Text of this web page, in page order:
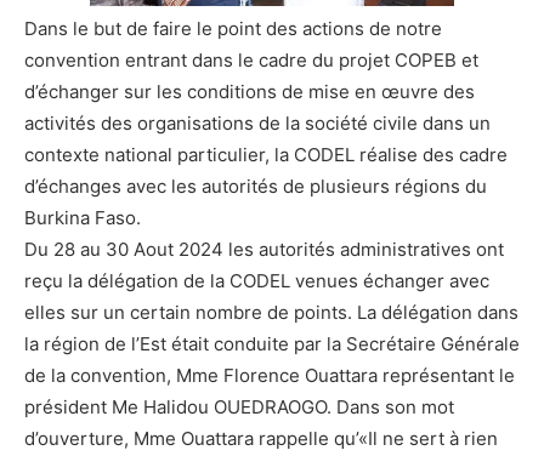
Dans le but de faire le point des actions de notre
convention entrant dans le cadre du projet COPEB et
d’échanger sur les conditions de mise en œuvre des
activités des organisations de la société civile dans un
contexte national particulier, la CODEL réalise des cadre
d’échanges avec les autorités de plusieurs régions du
Burkina Faso.
Du 28 au 30 Aout 2024 les autorités administratives ont
reçu la délégation de la CODEL venues échanger avec
elles sur un certain nombre de points. La délégation dans
la région de l’Est était conduite par la Secrétaire Générale
de la convention, Mme Florence Ouattara représentant le
président Me Halidou OUEDRAOGO. Dans son mot
d’ouverture, Mme Ouattara rappelle qu’«Il ne sert à rien